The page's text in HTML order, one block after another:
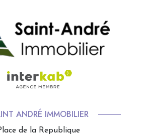
ANDRÉ IMMOBILIER
de la Republique